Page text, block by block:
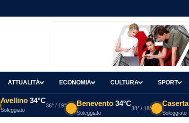
ATTUALITÀ ECONOMIA CULTURA SPORT
Avellino 34°C
Soleggiato
36° / 19° Benevento 34°C
Soleggiato
38° / 18°
Caserta
Soleggiato